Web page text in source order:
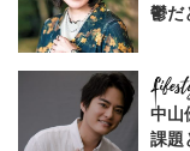
鬱だ
中山
課題